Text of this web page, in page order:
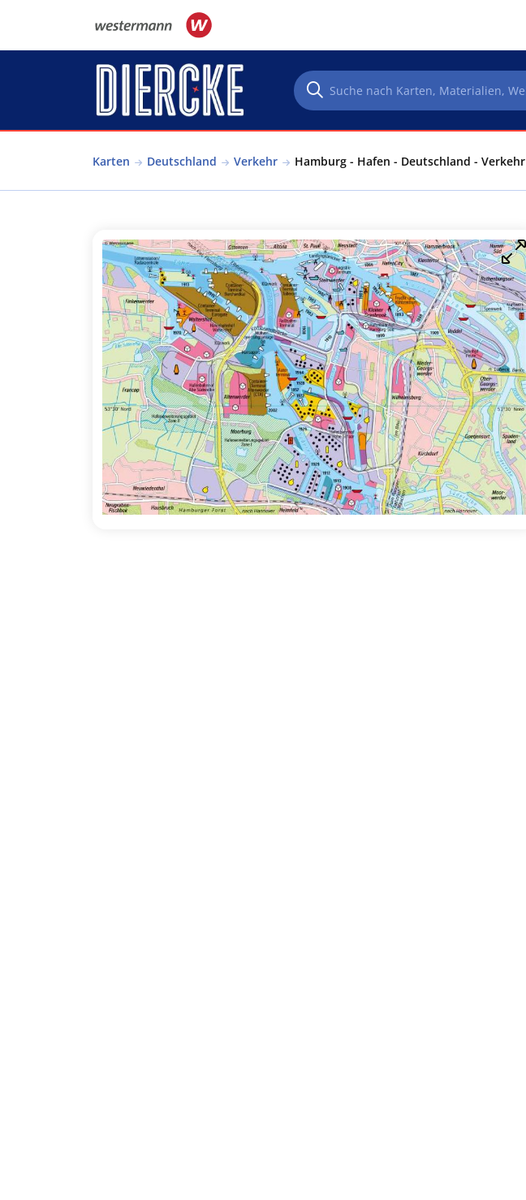
Karten Deutschland Verkehr Hamburg - Hafen - Deutschland - Verkehr